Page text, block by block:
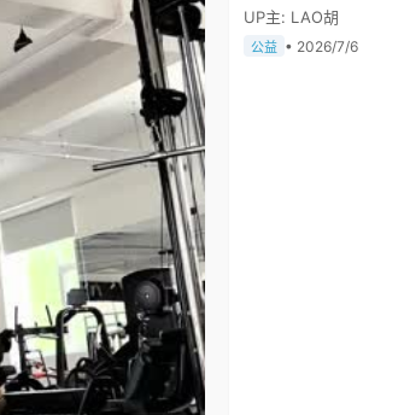
UP主: LAO胡
公益 • 2026/7/6